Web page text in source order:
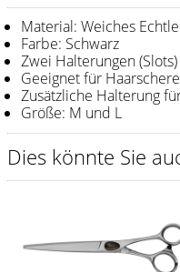
e-kwip
Bürsten
Y.S. Park
Werkzeugtaschen
e-kwip
Aromase Salon-Pro
Material: Weiches
Farbe: Schwarz
Zwei Halterungen
Geeignet für
Zusätzliche Halterung
Größe: M und L
Dies könnte Sie